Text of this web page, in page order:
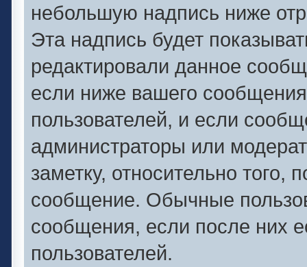
небольшую надпись ниже
Эта надпись будет
редактировали данное
если ниже вашего
пользователей, и если
администраторы или
заметку, относительно
сообщение. Обычные
сообщения, если после них
пользователей.